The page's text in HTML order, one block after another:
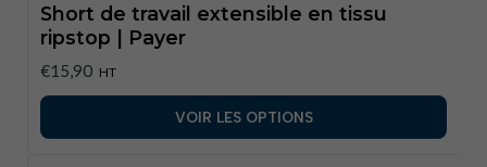
Short de travail extensible en tissu
ripstop | Payer
€15,90 HT
VOIR LES OPTIONS